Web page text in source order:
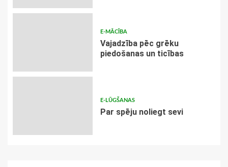
E-MĀCĪBA
Vajadzība pēc grēku
piedošanas un ticības
E-LŪGŠANAS
Par spēju noliegt sevi